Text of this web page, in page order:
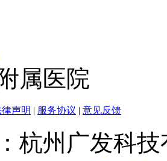
属医院
声明 | 服务协议 | 意见反馈
杭州广发科